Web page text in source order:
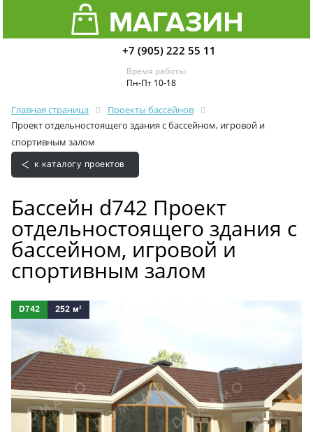
+7 (905) 222 55 11
Время работы:
Пн-Пт 10-18
Главная страница
Проекты бассейнов
Проект отдельностоящего здания с бассейном, игровой и
спортивным залом
к каталогу проектов
Бассейн d742 Проект
отдельностоящего здания с
бассейном, игровой и
спортивным залом
D742 252 м²